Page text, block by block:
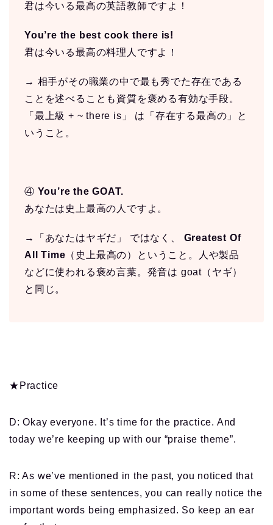
君は今いる最高の英語教師ですよ！
You’re the best cook there is!
君は今いる最高の料理人ですよ！
→ 相手がその職業の中で最も秀でた存在である
ことを述べることも資質を褒める有効な手段。
「最上級 + ~ there is」 は「存在する最高の」と
いうこと。
④ You’re the GOAT.
あなたは史上最高の人ですよ。
→「あなたはヤギだ」 ではなく、 Greatest Of
All Time （史上最高の）ということ。人や製品
などに使われる褒め言葉。発音は goat（ヤギ）
と同じ。
★Practice
D: Okay everyone. It’s time for the practice. And
today we’re keeping up with our “praise theme”.
R: As we’ve mentioned in the past, you noticed that
in some of these sentences, you can really notice the
important words being emphasized. So keep an ear